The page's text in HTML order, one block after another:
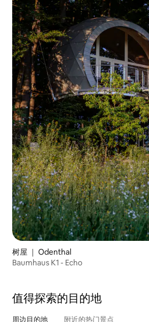
树屋 ｜ Odenthal
Baumhaus K1 - Echo
值得探索的目的地
周边目的地 附近的热门景点